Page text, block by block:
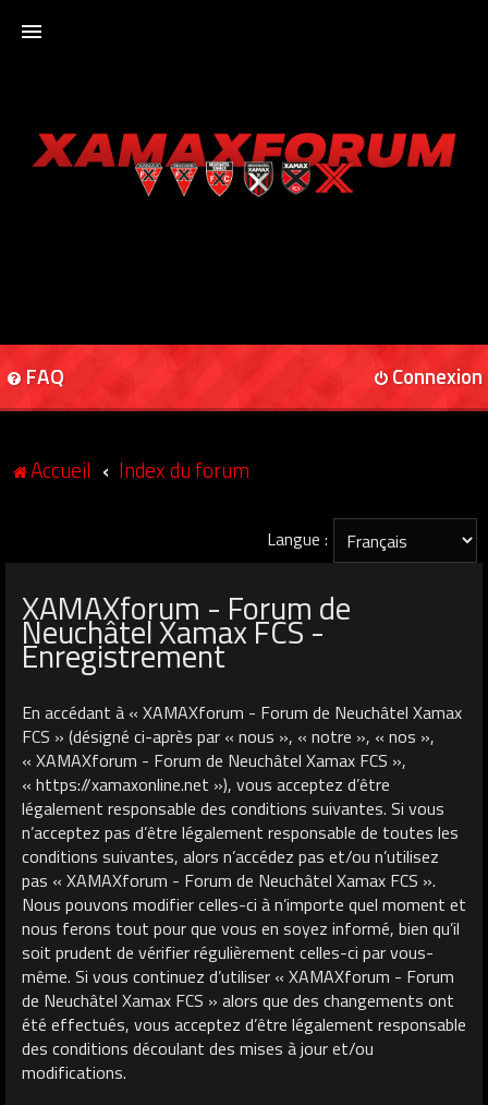
XAMAXFORUM
FAQ Connexion
Accueil Index du forum
Langue :
XAMAXforum - Forum de
Neuchâtel Xamax FCS -
Enregistrement
En accédant à « XAMAXforum - Forum de Neuchâtel Xamax
FCS » (désigné ci-après par « nous », « notre », « nos »,
« XAMAXforum - Forum de Neuchâtel Xamax FCS »,
« https://xamaxonline.net »), vous acceptez d’être
légalement responsable des conditions suivantes. Si vous
n’acceptez pas d’être légalement responsable de toutes les
conditions suivantes, alors n’accédez pas et/ou n’utilisez
pas « XAMAXforum - Forum de Neuchâtel Xamax FCS ».
Nous pouvons modifier celles-ci à n’importe quel moment et
nous ferons tout pour que vous en soyez informé, bien qu’il
soit prudent de vérifier régulièrement celles-ci par vous-
même. Si vous continuez d’utiliser « XAMAXforum - Forum
de Neuchâtel Xamax FCS » alors que des changements ont
été effectués, vous acceptez d’être légalement responsable
des conditions découlant des mises à jour et/ou
modifications.